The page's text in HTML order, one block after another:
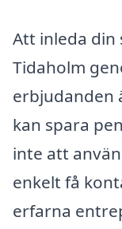
Att inleda
Tidaholm
erbjudanden
kan spara
inte att
enkelt få
erfarna